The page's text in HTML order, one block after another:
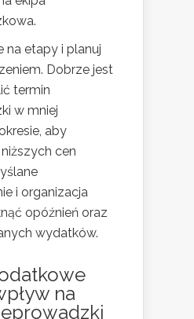
na etapy i planuj
Dobrze jest
termin
w mniej
aby
cen
i organizacja
opóźnień oraz
wydatków.
na